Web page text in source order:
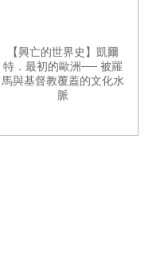
【興亡的世界史】凱爾
特．最初的歐洲── 被羅
馬與基督教覆蓋的文化水
脈